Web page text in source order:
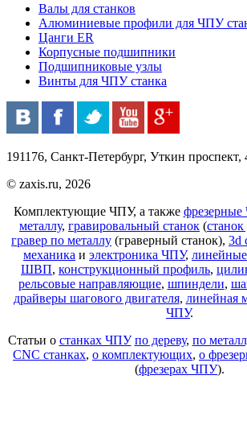
Валы для станков
Алюминиевые профили для ЧПУ
Цанги ER
Корпусные подшипники
Подшипниковые узлы
Винты для ЧПУ станка
191176, Санкт-Петербург, Уткин проспект,
© zaxis.ru, 2026
Комплектующие ЧПУ, а также
металлу, гравировальный станок (
гравер по металлу (граверный станок), 3d
механика и электроника ЧПУ,
ШВП, конструкционный профиль,
рельсовые направляющие, шпиндели,
драйверы шагового двигателя, линейная
ЧПУ.
Статьи о станках ЧПУ по дереву, по
CNC станках, о комплектующих, о
(фрезерах ЧПУ).